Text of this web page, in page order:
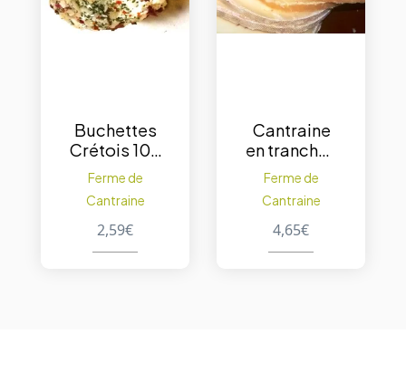
Buchettes
Crétois 100
g. – 1pc
Ferme de
Cantraine
2,59€
Cantraine
en tranches
250 g. –
Moutarde
Ferme de
Cantraine
4,65€